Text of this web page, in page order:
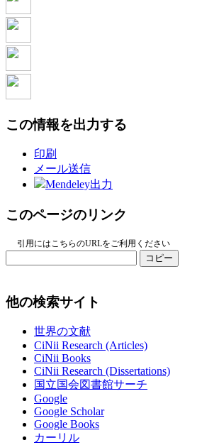
この情報を出力する
印刷
メール送信
Mendeley出力
このページのリンク
引用にはこちらのURLをご利用ください
コピー
他の検索サイト
世界の文献
CiNii Research (Articles)
CiNii Books
CiNii Research (Dissertations)
国立国会図書館サーチ
Google
Google Scholar
Google Books
カーリル